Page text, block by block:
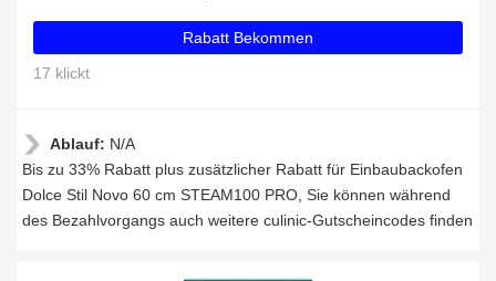
Rabatt Bekommen
17 klickt
Ablauf: N/A
Bis zu 33% Rabatt plus zusätzlicher Rabatt für Einbaubackofen
Dolce Stil Novo 60 cm STEAM100 PRO, Sie können während
des Bezahlvorgangs auch weitere culinic-Gutscheincodes finden